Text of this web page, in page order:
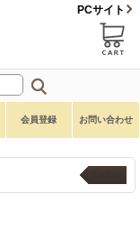
PCサイト
会員登録 お問い合わせ